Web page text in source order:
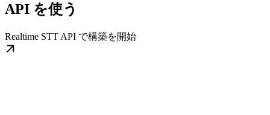
API を使う
Realtime STT API で構築を開始